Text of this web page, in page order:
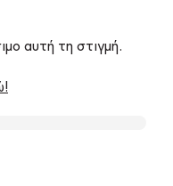
αυτή τη στιγμή.